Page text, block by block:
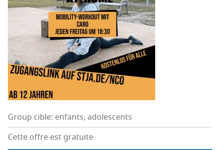
Group cible: enfants, adolescents
Cette offre est gratuite